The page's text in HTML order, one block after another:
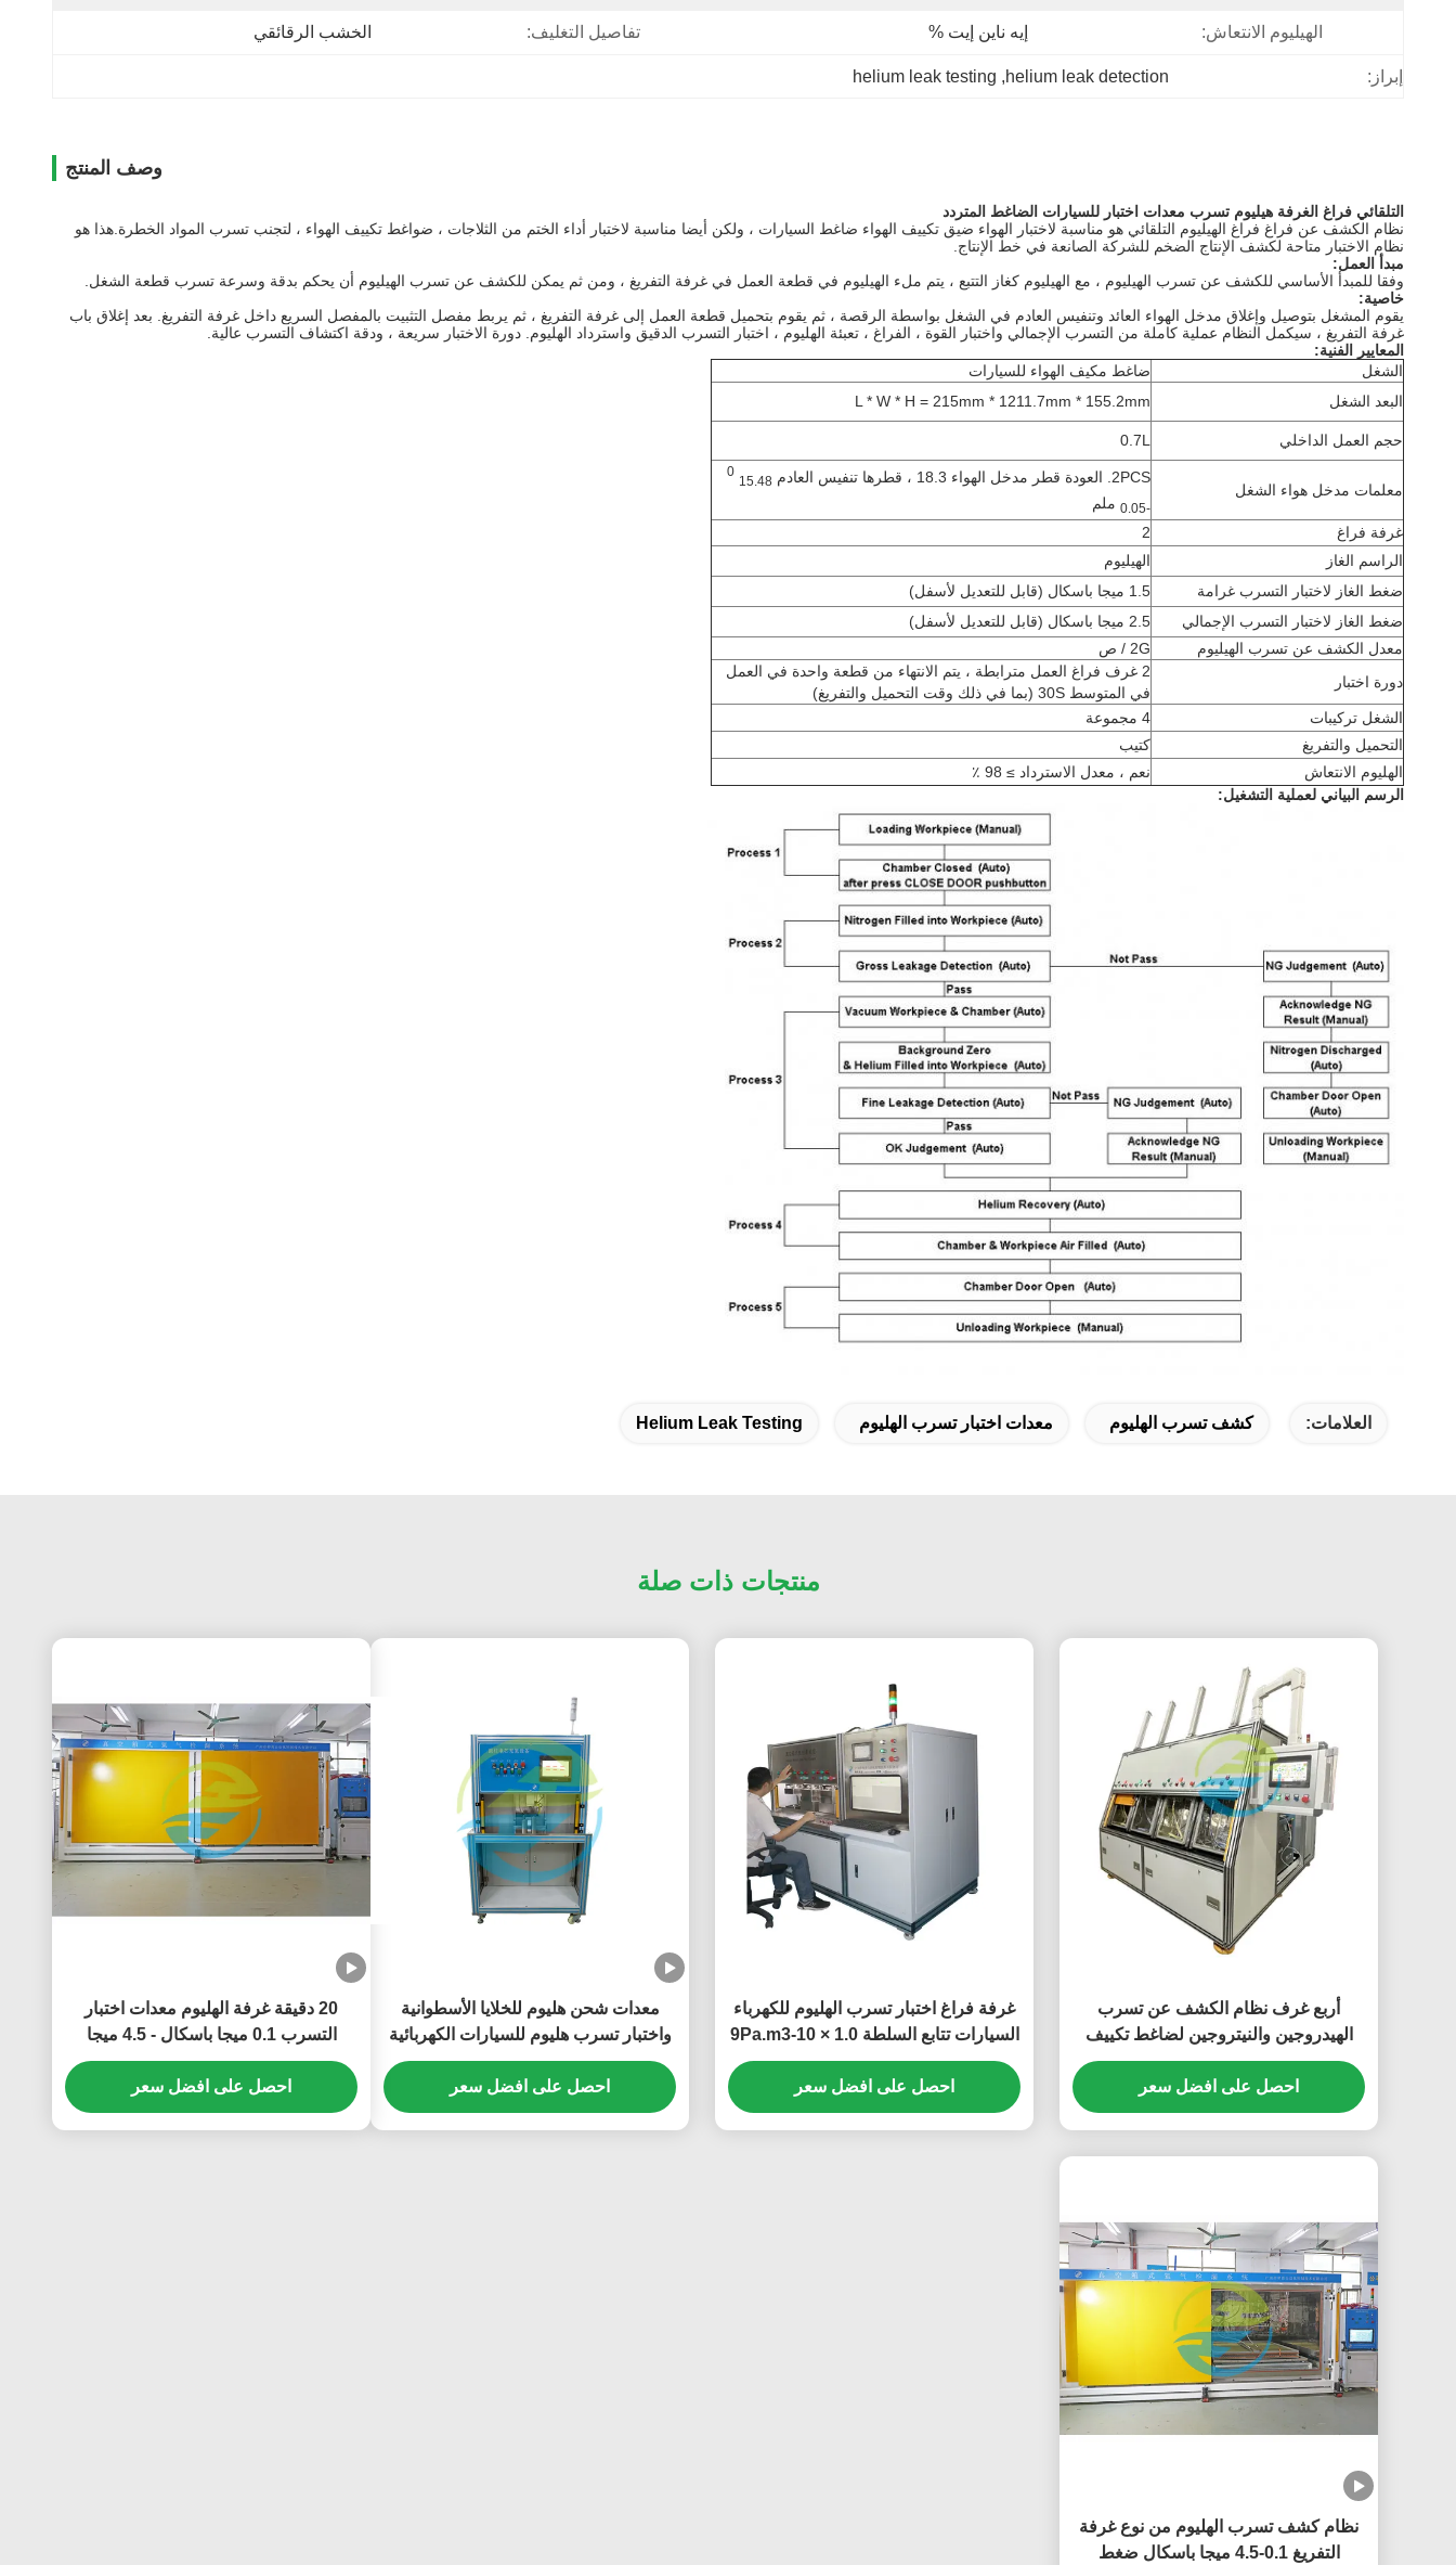
الهيليوم الانتعاش: إيه ناين إيت % تفاصيل التغليف: الخشب الرقائقي
إبراز: helium leak detection
,
helium leak testing
وصف المنتج
التلقائي فراغ الغرفة هيليوم تسرب معدات اختبار للسيارات الضاغط المتردد
نظام الكشف عن فراغ فراغ الهيليوم التلقائي هو مناسبة لاختبار الهواء ضيق تكييف الهواء ضاغط السيارات ، ولكن أيضا مناسبة لاختبار أداء الختم من الثلاجات ، ضواغط تكييف الهواء ، لتجنب تسرب المواد الخطرة.هذا هو
نظام الاختبار متاحة لكشف الإنتاج الضخم للشركة الصانعة في خط الإنتاج.
مبدأ العمل:
وفقا للمبدأ الأساسي للكشف عن تسرب الهيليوم ، مع الهيليوم كغاز التتبع ، يتم ملء الهيليوم في قطعة العمل في غرفة التفريغ ، ومن ثم يمكن للكشف عن تسرب الهيليوم أن يحكم بدقة وسرعة تسرب قطعة الشغل.
خاصية:
يقوم المشغل بتوصيل وإغلاق مدخل الهواء العائد وتنفيس العادم في الشغل بواسطة الرقصة ، ثم يقوم بتحميل قطعة العمل إلى غرفة التفريغ ، ثم يربط مفصل التثبيت بالمفصل السريع داخل غرفة التفريغ.
بعد إغلاق باب
غرفة التفريغ ، سيكمل النظام عملية كاملة من التسرب الإجمالي واختبار القوة ، الفراغ ، تعبئة الهليوم ، اختبار التسرب الدقيق واسترداد الهليوم. دورة الاختبار سريعة ، ودقة اكتشاف التسرب عالية.
المعايير الفنية:
الشغل
ضاغط مكيف الهواء للسيارات
البعد الشغل
L * W * H = 215mm * 1211.7mm * 155.2mm
حجم العمل الداخلي 0.7L
معلمات مدخل هواء الشغل
2PCS. العودة قطر مدخل الهواء 18.3 ، قطرها تنفيس العادم 15.48
0
-0.05
ملم
غرفة فراغ
2
الراسم الغاز
الهيليوم
ضغط الغاز لاختبار التسرب غرامة
1.5 ميجا باسكال (قابل للتعديل لأسفل)
ضغط الغاز لاختبار التسرب الإجمالي
2.5 ميجا باسكال (قابل للتعديل لأسفل)
معدل الكشف عن تسرب الهيليوم
2G / ص
دورة اختبار
2 غرف فراغ العمل مترابطة ، يتم الانتهاء من قطعة واحدة في العمل
في المتوسط ​​30S (بما في ذلك وقت التحميل والتفريغ)
الشغل تركيبات
4 مجموعة
التحميل والتفريغ
كتيب
الهليوم الانتعاش
نعم ، معدل الاسترداد ≥ 98 ٪
الرسم البياني لعملية التشغيل:
العلامات: كشف تسرب الهليوم معدات اختبار تسرب الهليوم Helium Leak Testing
منتجات ذات صلة
أربع غرف نظام الكشف عن تسرب
الهيدروجين والنيتروجين لضاغط تكييف
الهواء للسيارات
احصل على افضل سعر
غرفة فراغ اختبار تسرب الهليوم للكهرباء
السيارات تتابع السلطة 1.0 × 10-9Pa.m3
/ ثانية
احصل على افضل سعر
معدات شحن هليوم للخلايا الأسطوانية
واختبار تسرب هليوم للسيارات الكهربائية
احصل على افضل سعر
20 دقيقة غرفة الهليوم معدات اختبار
التسرب 0.1 ميجا باسكال - 4.5 ميجا
باسكال تسرب إجمالي
احصل على افضل سعر
نظام كشف تسرب الهليوم من نوع غرفة
التفريغ 0.1-4.5 ميجا باسكال ضغط